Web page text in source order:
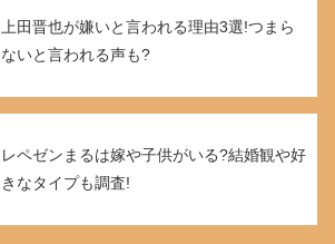
上田晋也が嫌いと言われる理由3選!つまら
ないと言われる声も?
レペゼンまるは嫁や子供がいる?結婚観や好
きなタイプも調査!